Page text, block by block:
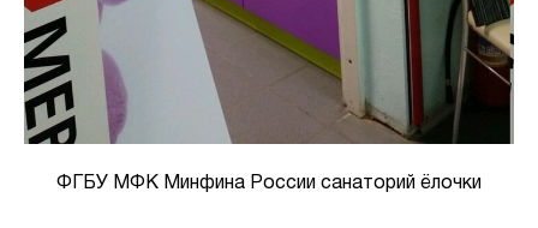
ФГБУ МФК Минфина России санаторий ёлочки